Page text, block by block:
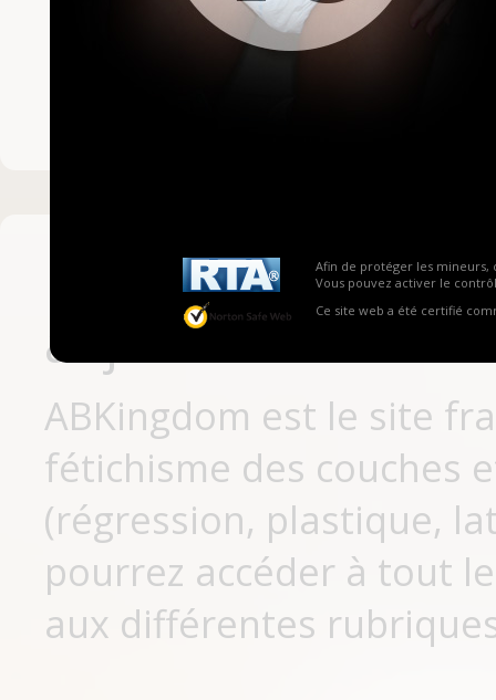
Afin de protéger les mineurs,
Vous pouvez activer le
Ce site web a été certifié
Pas encore
aujourd'hui
ABKingdom est le site
fétichisme des couches
(régression, plastique,
pourrez accéder à tout
aux différentes